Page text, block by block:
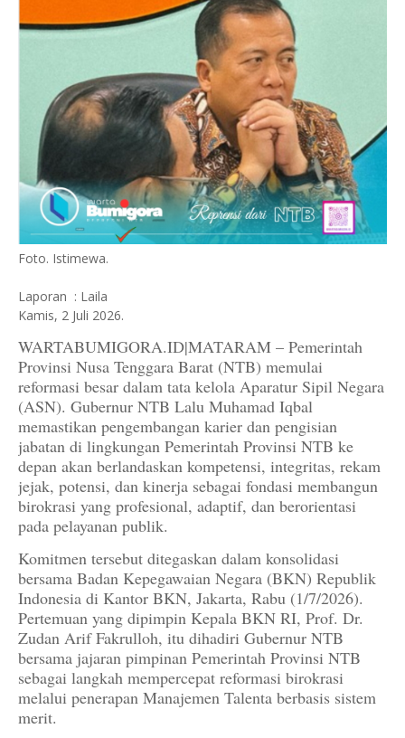
Foto. Istimewa.
Laporan : Laila
Kamis, 2 Juli 2026.
WARTABUMIGORA.ID|MATARAM – Pemerintah
Provinsi Nusa Tenggara Barat (NTB) memulai
reformasi besar dalam tata kelola Aparatur Sipil Negara
(ASN). Gubernur NTB Lalu Muhamad Iqbal
memastikan pengembangan karier dan pengisian
jabatan di lingkungan Pemerintah Provinsi NTB ke
depan akan berlandaskan kompetensi, integritas, rekam
jejak, potensi, dan kinerja sebagai fondasi membangun
birokrasi yang profesional, adaptif, dan berorientasi
pada pelayanan publik.
Komitmen tersebut ditegaskan dalam konsolidasi
bersama Badan Kepegawaian Negara (BKN) Republik
Indonesia di Kantor BKN, Jakarta, Rabu (1/7/2026).
Pertemuan yang dipimpin Kepala BKN RI, Prof. Dr.
Zudan Arif Fakrulloh, itu dihadiri Gubernur NTB
bersama jajaran pimpinan Pemerintah Provinsi NTB
sebagai langkah mempercepat reformasi birokrasi
melalui penerapan Manajemen Talenta berbasis sistem
merit.